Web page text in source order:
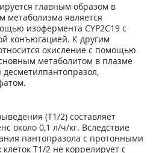
главным образом в
является
изофермента CYP2C19 с
конъюгацией. К другим
окисление с помощью
метаболитом в плазме
(Т1/2) составляет
около 0,1 л/ч/кг. Вследствие
пантопразола с протонными
Т1/2 не коррелирует с